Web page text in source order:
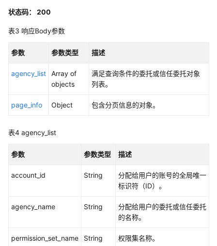
例
制
配
理
集
号
状态码： 200
表3 响应Body参数
参数 参数类型 描述
agency_list
Array of
objects
满足查询条件的委托或信任委托对象
列表。
page_info Object 包含分页信息的对象。
表4 agency_list
参数 参数类型 描述
account_id String
分配给用户的账号的全局唯一
标识符（ID）。
agency_name String
分配给用户的委托或信任委托
的名称。
permission_set_name String 权限集名称。